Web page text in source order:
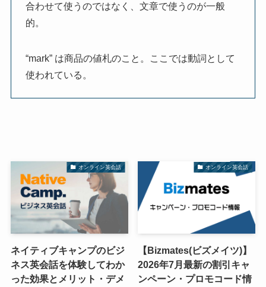
合わせて使うのではなく、文章で使うのが一般
的。
“mark” は商品の値札のこと。ここでは動詞として
使われている。
オンライン英会話
ネイティブキャンプのビジ
ネス英会話を体験してわか
った効果とメリット・デメ
オンライン英会話
【Bizmates(ビズメイツ)】
2026年7月最新の割引キャ
ンペーン・プロモコード情